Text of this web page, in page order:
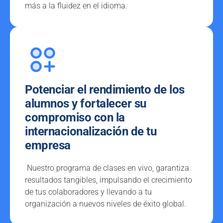
más a la fluidez en el idioma.
Potenciar el rendimiento de los
alumnos y fortalecer su
compromiso con la
internacionalización de tu
empresa
Nuestro programa de clases en vivo, garantiza
resultados tangibles, impulsando el crecimiento
de tus colaboradores y llevando a tu
organización a nuevos niveles de éxito global.